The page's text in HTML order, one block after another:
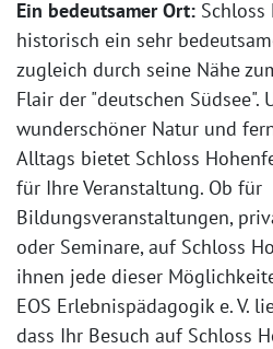
Ein bedeutsamer Ort:
historisch ein sehr
zugleich durch seine Nähe
Flair der "deutschen Südsee".
wunderschöner Natur und
Alltags bietet Schloss
für Ihre Veranstaltung. Ob für
Bildungsveranstaltungen,
oder Seminare, auf Schloss
ihnen jede dieser
EOS Erlebnispädagogik e. V.
dass Ihr Besuch auf Schloss